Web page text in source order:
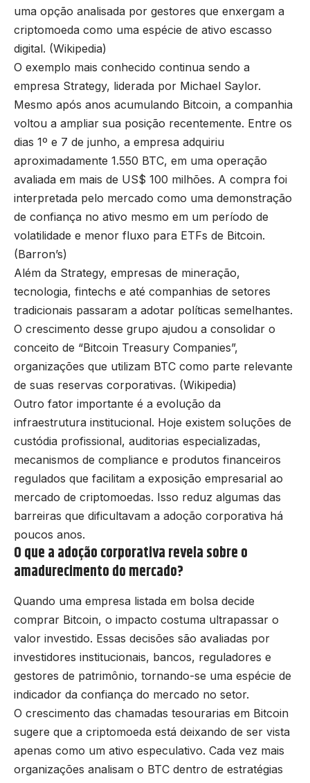
uma opção analisada por gestores que enxergam a
criptomoeda como uma espécie de ativo escasso
digital. (Wikipedia)
O exemplo mais conhecido continua sendo a
empresa Strategy, liderada por Michael Saylor.
Mesmo após anos acumulando Bitcoin, a companhia
voltou a ampliar sua posição recentemente. Entre os
dias 1º e 7 de junho, a empresa adquiriu
aproximadamente 1.550 BTC, em uma operação
avaliada em mais de US$ 100 milhões. A compra foi
interpretada pelo mercado como uma demonstração
de confiança no ativo mesmo em um período de
volatilidade e menor fluxo para ETFs de Bitcoin.
(Barron’s)
Além da Strategy, empresas de mineração,
tecnologia, fintechs e até companhias de setores
tradicionais passaram a adotar políticas semelhantes.
O crescimento desse grupo ajudou a consolidar o
conceito de “Bitcoin Treasury Companies”,
organizações que utilizam BTC como parte relevante
de suas reservas corporativas. (Wikipedia)
Outro fator importante é a evolução da
infraestrutura institucional. Hoje existem soluções de
custódia profissional, auditorias especializadas,
mecanismos de compliance e produtos financeiros
regulados que facilitam a exposição empresarial ao
mercado de criptomoedas. Isso reduz algumas das
barreiras que dificultavam a adoção corporativa há
poucos anos.
O que a adoção corporativa revela sobre o
amadurecimento do mercado?
Quando uma empresa listada em bolsa decide
comprar Bitcoin, o impacto costuma ultrapassar o
valor investido. Essas decisões são avaliadas por
investidores institucionais, bancos, reguladores e
gestores de patrimônio, tornando-se uma espécie de
indicador da confiança do mercado no setor.
O crescimento das chamadas tesourarias em Bitcoin
sugere que a criptomoeda está deixando de ser vista
apenas como um ativo especulativo. Cada vez mais
organizações analisam o BTC dentro de estratégias